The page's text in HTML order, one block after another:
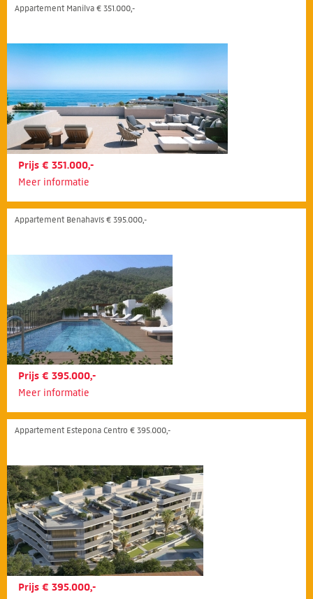
Appartement Manilva € 351.000,-
Prijs € 351.000,-
Meer informatie
Appartement Benahavís € 395.000,-
Prijs € 395.000,-
Meer informatie
Appartement Estepona Centro € 395.000,-
Prijs € 395.000,-